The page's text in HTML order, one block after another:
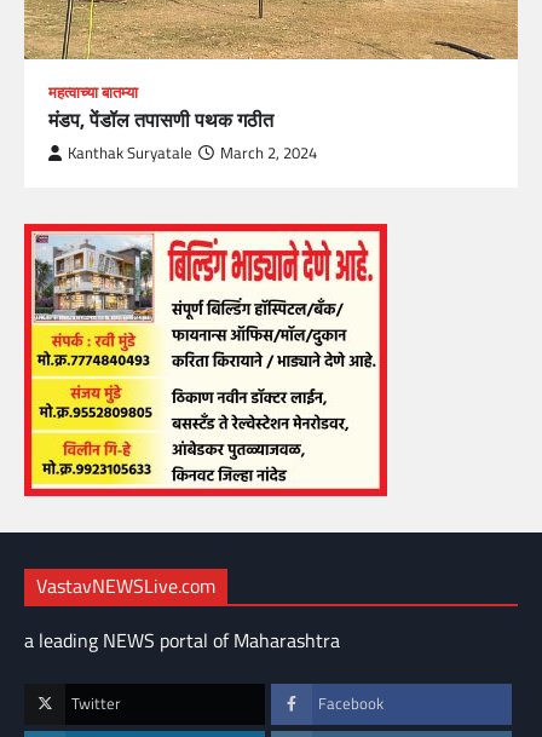
महत्वाच्या बातम्या
मंडप, पेंडॉल तपासणी पथक गठीत
Kanthak Suryatale March 2, 2024
VastavNEWSLive.com
a leading NEWS portal of Maharashtra
Twitter Facebook